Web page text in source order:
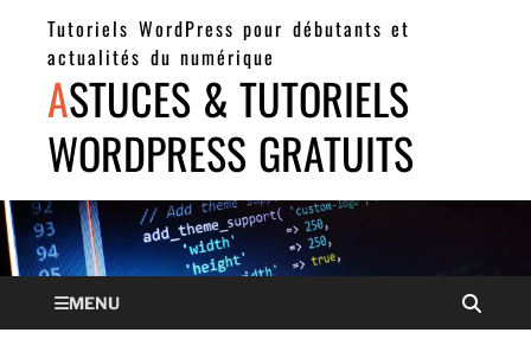
Tutoriels WordPress pour débutants et
actualités du numérique
ASTUCES & TUTORIELS
WORDPRESS GRATUITS
MENU